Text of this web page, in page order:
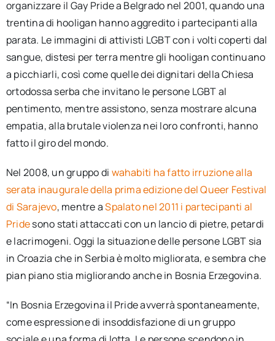
organizzare il Gay Pride a Belgrado nel 2001, quando una
trentina di hooligan hanno aggredito i partecipanti alla
parata. Le immagini di attivisti LGBT con i volti coperti dal
sangue, distesi per terra mentre gli hooligan continuano
a picchiarli, così come quelle dei dignitari della Chiesa
ortodossa serba che invitano le persone LGBT al
pentimento, mentre assistono, senza mostrare alcuna
empatia, alla brutale violenza nei loro confronti, hanno
fatto il giro del mondo.
Nel 2008, un gruppo di wahabiti ha fatto irruzione alla
serata inaugurale della prima edizione del Queer Festival
di Sarajevo, mentre aSpalato nel 2011 i partecipanti al
Pridesono stati attaccati con un lancio di pietre, petardi
e lacrimogeni. Oggi la situazione delle persone LGBT sia
in Croazia che in Serbia è molto migliorata, e sembra che
pian piano stia migliorando anche in Bosnia Erzegovina.
“In Bosnia Erzegovina il Pride avverrà spontaneamente,
come espressione di insoddisfazione di un gruppo